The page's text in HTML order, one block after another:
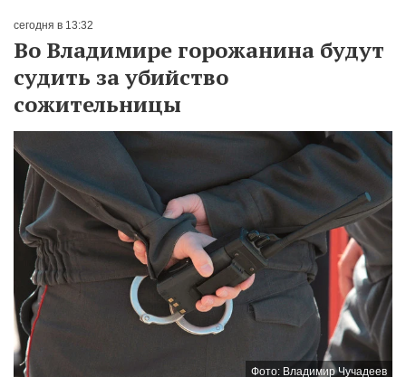
сегодня в 13:32
Во Владимире горожанина будут
судить за убийство
сожительницы
Фото: Владимир Чучадеев